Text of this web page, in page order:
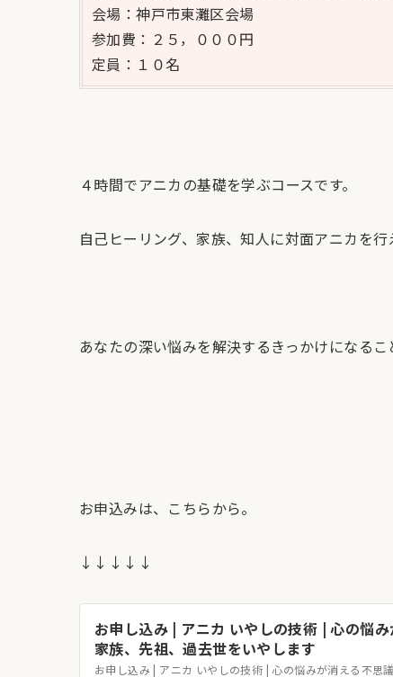
会場：神戸市東灘区会場
参加費：２５，０００円
定員：１０名
４時間でアニカの基礎を学ぶコースです。
自己ヒーリング、家族、知人に対面アニカを行
あなたの深い悩みを解決するきっかけになるこ
お申込みは、こちらから。
↓↓↓↓↓
お申し込み | アニカ いやしの技術 | 心の悩み
家族、先祖、過去世をいやします